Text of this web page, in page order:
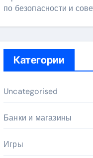
по безопасности и
Категории
Uncategorised
Банки и магазины
Игры